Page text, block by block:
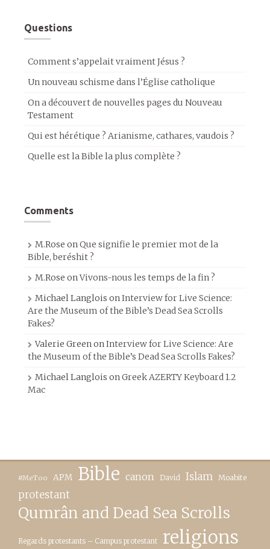
Questions
Comment s’appelait vraiment Jésus ?
Un nouveau schisme dans l’Église catholique
On a découvert de nouvelles pages du Nouveau
Testament
Qui est hérétique ? Arianisme, cathares, vaudois ?
Quelle est la Bible la plus complète ?
Comments
M.Rose onQue signifie le premier mot de la
Bible, beréshit ?
M.Rose onVivons-nous les temps de la fin ?
Michael Langlois onInterview for Live Science:
Are the Museum of the Bible’s Dead Sea Scrolls
Fakes?
Valerie GreenonInterview for Live Science: Are
the Museum of the Bible’s Dead Sea Scrolls Fakes?
Michael Langlois onGreek AZERTY Keyboard 1.2
Mac
#MeToo APM Bible canon David Islam Moabite
protestant
Qumrân and Dead Sea Scrolls
Regards protestants – Campus protestant religions